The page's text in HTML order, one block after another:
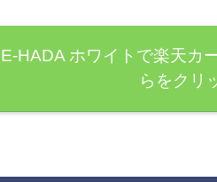
HADA ホワイトで楽天カ
らをクリ